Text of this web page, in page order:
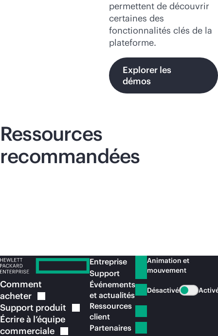
permettent de découvrir
certaines des
fonctionnalités clés de la
plateforme.
Explorer les
démos
Ressources
recommandées
Comment
acheter
Support produit
Écrire à l’équipe
commerciale
Entreprise
Support
Événements
et actualités
Ressources
client
Partenaires
Animation et
mouvement
Désactivé